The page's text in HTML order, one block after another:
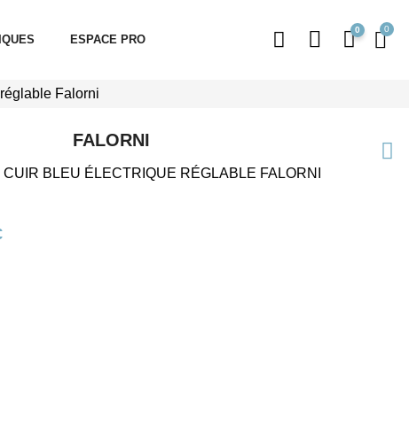
ESPACE PRO
0
Falorni
FALORNI
BLEU ÉLECTRIQUE RÉGLABLE FALORNI